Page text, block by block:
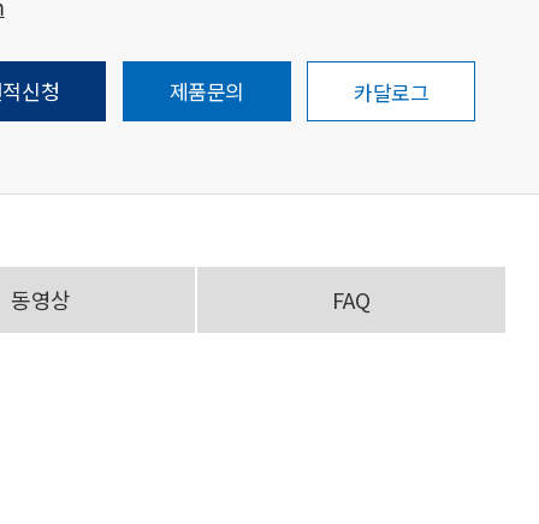
신청 제품문의 카달로그
동영상 FAQ